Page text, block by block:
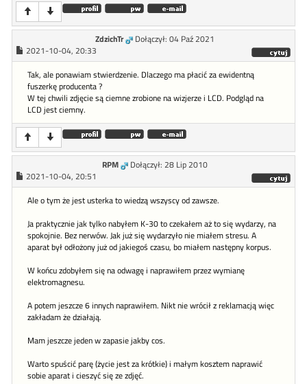
ZdzichTr
Dołączył: 04 Paź 2021
2021-10-04, 20:33
Tak, ale ponawiam stwierdzenie. Dlaczego ma płacić za ewidentną
fuszerkę producenta ?
W tej chwili zdjęcie są ciemne zrobione na wizjerze i LCD. Podgląd na
LCD jest ciemny.
RPM
Dołączył: 28 Lip 2010
2021-10-04, 20:51
Ale o tym że jest usterka to wiedzą wszyscy od zawsze.
Ja praktycznie jak tylko nabyłem K-30 to czekałem aż to się wydarzy, na
spokojnie. Bez nerwów. Jak już się wydarzyło nie miałem stresu. A
aparat był odłożony już od jakiegoś czasu, bo miałem następny korpus.
W końcu zdobyłem się na odwagę i naprawiłem przez wymianę
elektromagnesu.
A potem jeszcze 6 innych naprawiłem. Nikt nie wrócił z reklamacją więc
zakładam że działają.
Mam jeszcze jeden w zapasie jakby cos.
Warto spuścić parę (życie jest za krótkie) i małym kosztem naprawić
sobie aparat i cieszyć się ze zdjęć.